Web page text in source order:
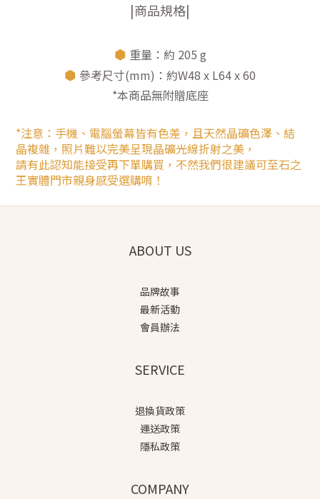
|商品規格|
⬢ 重量：約 205 g
⬢ 參考尺寸(mm)：約W48 x L64 x 60
*本商品無附贈底座
*注意：手機、電腦螢幕皆有色差，且天然晶礦色澤、結
晶複雜，照片難以完美呈現晶礦光線折射之美，
請有此認知能接受再下單購買，不然我們很建議可至石之
王實體門市親身感受選購唷！
ABOUT US
品牌故事
最新活動
會員辦法
SERVICE
退換貨政策
運送政策
隱私政策
COMPANY